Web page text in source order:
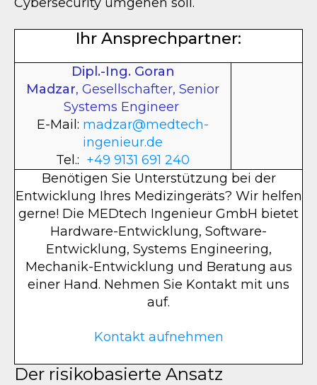
Ihr Ansprechpartner:
Dipl.-Ing. Goran
Madzar, Gesellschafter, Senior
Systems Engineer
E-Mail: madzar@medtech-
ingenieur.de
Tel.: +49 9131 691 240
Benötigen Sie Unterstützung bei der
Entwicklung Ihres Medizingeräts? Wir helfen
gerne! Die MEDtech Ingenieur GmbH bietet
Hardware-Entwicklung, Software-
Entwicklung, Systems Engineering,
Mechanik-Entwicklung und Beratung aus
einer Hand. Nehmen Sie Kontakt mit uns
auf.
Kontakt aufnehmen
Der risikobasierte Ansatz